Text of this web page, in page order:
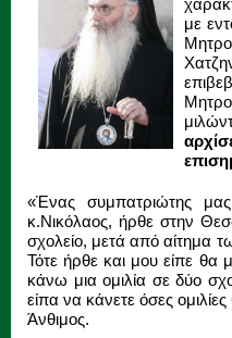
με
«Ένας συμπατριώτης
κ.Νικόλαος, ήρθε στην
σχολείο, μετά από αίτημα
Τότε ήρθε και μου είπε θα
κάνω μια ομιλία σε δύο
είπα να κάνετε όσες
Άνθιμος.